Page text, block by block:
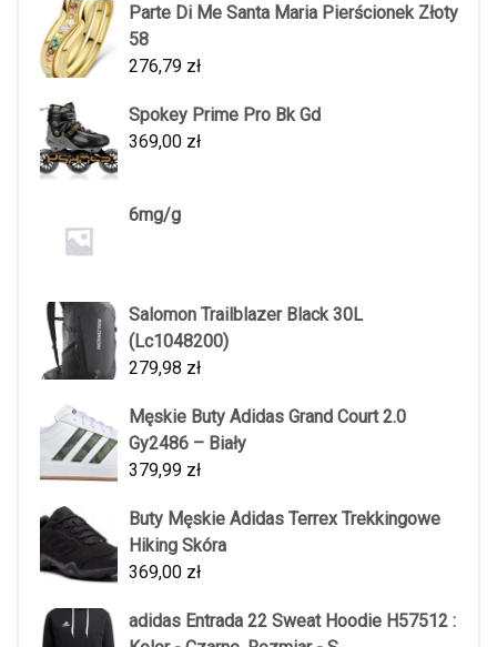
Parte Di Me Santa Maria Pierścionek Złoty
58
276,79 zł
Spokey Prime Pro Bk Gd
369,00 zł
6mg/g
Salomon Trailblazer Black 30L
(Lc1048200)
279,98 zł
Męskie Buty Adidas Grand Court 2.0
Gy2486 – Biały
379,99 zł
Buty Męskie Adidas Terrex Trekkingowe
Hiking Skóra
369,00 zł
adidas Entrada 22 Sweat Hoodie H57512 :